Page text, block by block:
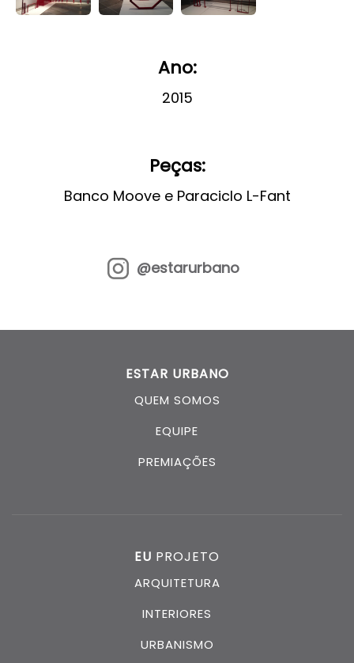
Ano:
2015
Peças:
Banco Moove e Paraciclo L-Fant
@estarurbano
ESTAR URBANO
QUEM SOMOS
EQUIPE
PREMIAÇÕES
EU PROJETO
ARQUITETURA
INTERIORES
URBANISMO